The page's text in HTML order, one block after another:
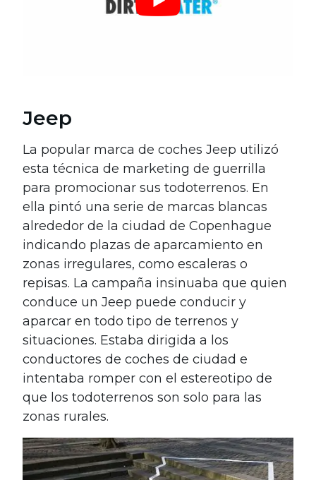
Jeep
La popular marca de coches Jeep utilizó
esta técnica de marketing de guerrilla
para promocionar sus todoterrenos. En
ella pintó una serie de marcas blancas
alrededor de la ciudad de Copenhague
indicando plazas de aparcamiento en
zonas irregulares, como escaleras o
repisas. La campaña insinuaba que quien
conduce un Jeep puede conducir y
aparcar en todo tipo de terrenos y
situaciones. Estaba dirigida a los
conductores de coches de ciudad e
intentaba romper con el estereotipo de
que los todoterrenos son solo para las
zonas rurales.